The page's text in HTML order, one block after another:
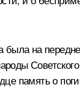
была на
память о